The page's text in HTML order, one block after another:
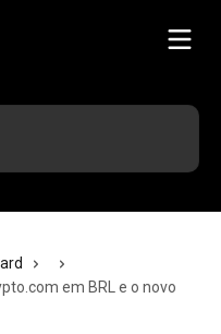
em BRL e o novo